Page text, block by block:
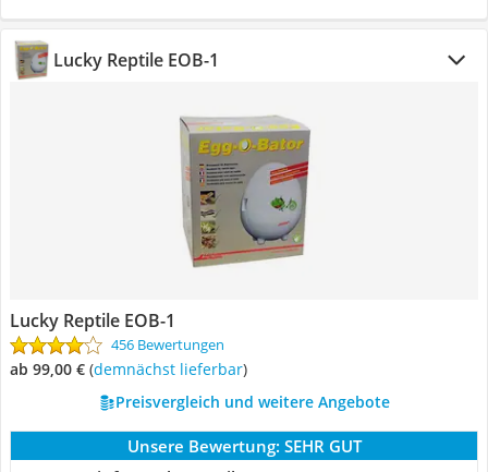
Lucky Reptile EOB-1
Lucky Reptile EOB-1
456 Bewertungen
ab 99,00 € ( Demnächst lieferbar)
Preisvergleich und weitere Angebote
Unsere Bewertung: SEHR GUT